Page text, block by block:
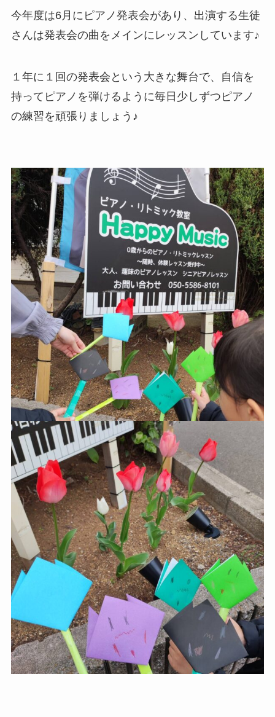
今年度は6月にピアノ発表会があり、出演する生徒
さんは発表会の曲をメインにレッスンしています♪
１年に１回の発表会という大きな舞台で、自信を
持ってピアノを弾けるように毎日少しずつピアノ
の練習を頑張りましょう♪